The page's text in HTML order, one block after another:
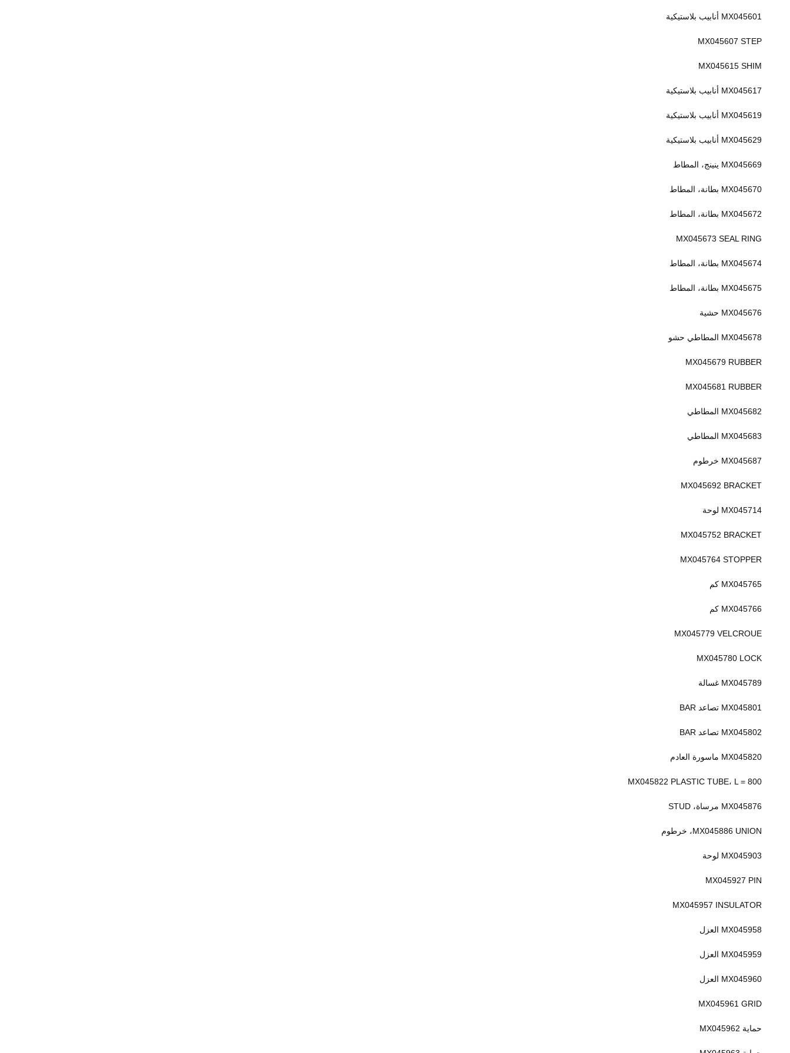
MX045601 أنابيب بلاستيكية
MX045607 STEP
MX045615 SHIM
MX045617 أنابيب بلاستيكية
MX045619 أنابيب بلاستيكية
MX045629 أنابيب بلاستيكية
MX045669 ينينج، المطاط
MX045670 بطانة، المطاط
MX045672 بطانة، المطاط
MX045673 SEAL RING
MX045674 بطانة، المطاط
MX045675 بطانة، المطاط
MX045676 حشية
MX045678 المطاطي حشو
MX045679 RUBBER
MX045681 RUBBER
MX045682 المطاطي
MX045683 المطاطي
MX045687 خرطوم
MX045692 BRACKET
MX045714 لوحة
MX045752 BRACKET
MX045764 STOPPER
MX045765 كم
MX045766 كم
MX045779 VELCROUE
MX045780 LOCK
MX045789 غسالة
MX045801 تصاعد BAR
MX045802 تصاعد BAR
MX045820 ماسورة العادم
MX045822 PLASTIC TUBE، L = 800
MX045876 مرساة، STUD
MX045886 UNION، خرطوم
MX045903 لوحة
MX045927 PIN
MX045957 INSULATOR
MX045958 العزل
MX045959 العزل
MX045960 العزل
MX045961 GRID
حماية MX045962